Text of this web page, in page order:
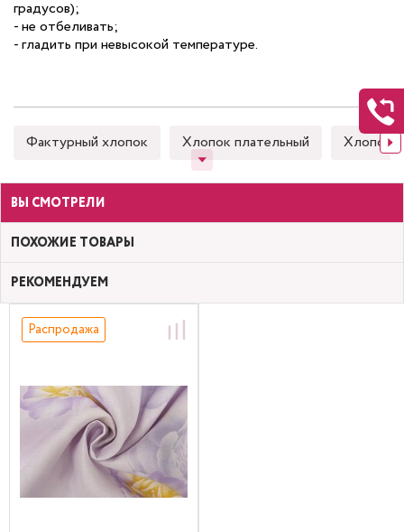
градусов);
- не отбеливать;
- гладить при невысокой температуре.
Фактурный хлопок Хлопок плательный Хлопок
ВЫ СМОТРЕЛИ
ПОХОЖИЕ ТОВАРЫ
РЕКОМЕНДУЕМ
Распродажа